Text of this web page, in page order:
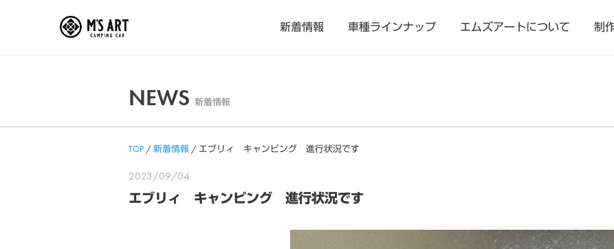
新着情報 車種ラインナップ エムズアートについて 制
NEWS 新着情報
TOP /新着情報 / エブリィ キャンピング 進行状況です
2023/09/04
エブリィ キャンピング 進行状況です